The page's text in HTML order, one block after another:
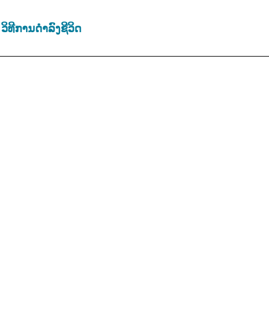
ວິທີການດຳລົງຊີວິດ